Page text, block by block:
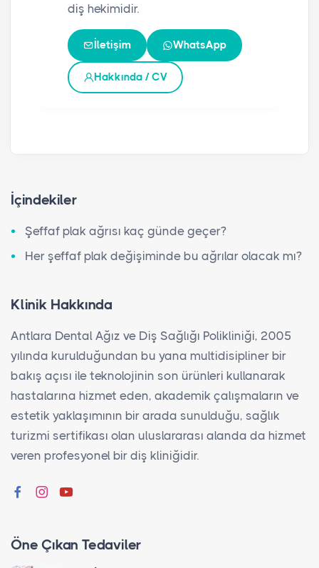
diş hekimidir.
İletişim WhatsApp
Hakkında / CV
İçindekiler
Şeffaf plak ağrısı kaç günde geçer?
Her şeffaf plak değişiminde bu ağrılar olacak mı?
Klinik Hakkında
Antlara Dental Ağız ve Diş Sağlığı Polikliniği, 2005
yılında kurulduğundan bu yana multidisipliner bir
bakış açısı ile teknolojinin son ürünleri kullanarak
hastalarına hizmet eden, akademik çalışmaların ve
estetik yaklaşımının bir arada sunulduğu, sağlık
turizmi sertifikası olan uluslararası alanda da hizmet
veren profesyonel bir diş kliniğidir.
Öne Çıkan Tedaviler